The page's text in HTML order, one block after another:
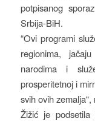
potpisanog
Srbija-BiH.
“Ovi programi
regionima,
narodima i
prosperitetnoj i
svih ovih
Žižić je podsetila